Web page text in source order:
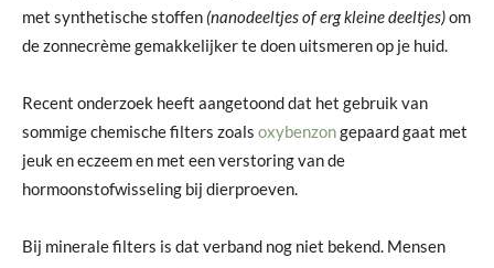
met synthetische stoffen (nanodeeltjes of erg kleine deeltjes)om
de zonnecrème gemakkelijker te doen uitsmeren op je huid.
Recent onderzoek heeft aangetoond dat het gebruik van
sommige chemische filters zoals oxybenzongepaard gaat met
jeuk en eczeem en met een verstoring van de
hormoonstofwisseling bij dierproeven.
Bij minerale filters is dat verband nog niet bekend. Mensen